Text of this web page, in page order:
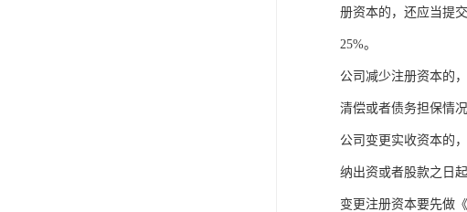
册资本的，还应当提
25%。
公司减少注册资本的
清偿或者债务担保情况
公司变更实收资本的
纳出资或者股款之日
变更注册资本要先做《